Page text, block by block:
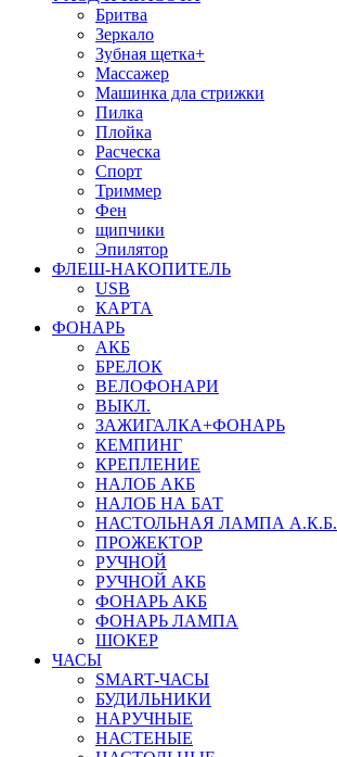
Бритва
Зеркало
Зубная щетка+
Массажер
Машинка дла стрижки
Пилка
Плойка
Расческа
Спорт
Триммер
Фен
щипчики
Эпилятор
ФЛЕШ-НАКОПИТЕЛЬ
USB
КАРТА
ФОНАРЬ
АКБ
БРЕЛОК
ВЕЛОФОНАРИ
ВЫКЛ.
ЗАЖИГАЛКА+ФОНАРЬ
КЕМПИНГ
КРЕПЛЕНИЕ
НАЛОБ АКБ
НАЛОБ НА БАТ
НАСТОЛЬНАЯ ЛАМПА А.К.Б.
ПРОЖЕКТОР
РУЧНОЙ
РУЧНОЙ АКБ
ФОНАРЬ АКБ
ФОНАРЬ ЛАМПА
ШОКЕР
ЧАСЫ
SMART-ЧАСЫ
БУДИЛЬНИКИ
НАРУЧНЫЕ
НАСТЕНЫЕ